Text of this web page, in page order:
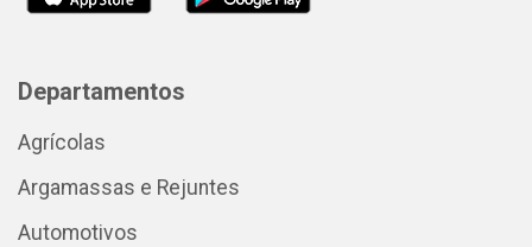
Departamentos
Agrícolas
Argamassas e Rejuntes
Automotivos